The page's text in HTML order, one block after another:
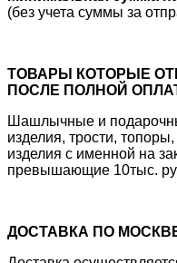
(без учета суммы за
ТОВАРЫ КОТОРЫЕ
ПОСЛЕ ПОЛНОЙ
Шашлычные и
изделия, трости,
изделия с именной на
превышающие 10тыс.
ДОСТАВКА ПО